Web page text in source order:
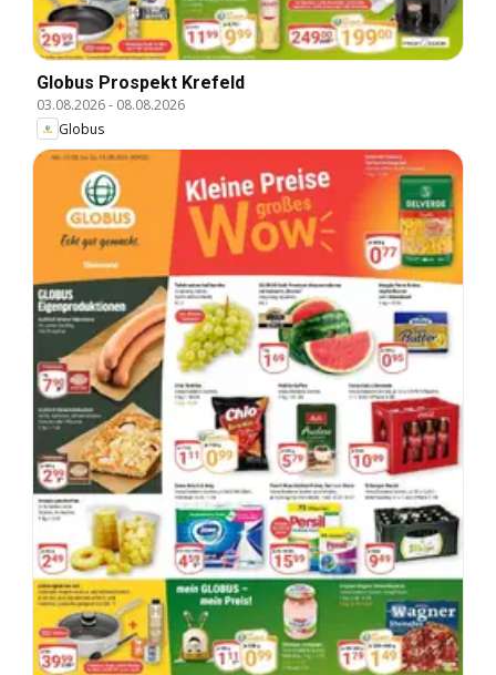
Globus Prospekt Krefeld
03.08.2026- 08.08.2026
Globus